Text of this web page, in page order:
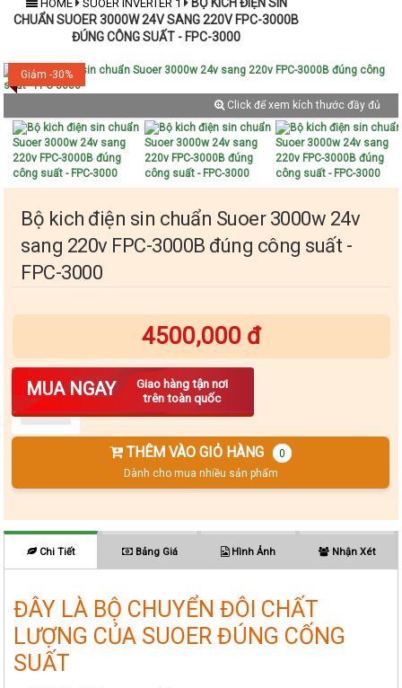
HOME SUOER INVERTER 1
CHUẨN SUOER 3000W 24V SANG 220V FPC-3000B
ĐÚNG CÔNG SUẤT - FPC-3000
Giảm -30%
Click để xem kích thước đầy đủ
Bộ kich điện sin chuẩn Suoer 3000w 24v
sang 220v FPC-3000B đúng công suất -
FPC-3000
4500,000 đ
MUA NGAY
Giao hàng tận nơi
trên toàn quốc
Số lượng
THÊM VÀO GIỎ HÀNG
0
Dành cho mua nhiều sản phẩm
Chi Tiết Bảng Giá Hình Ảnh Nhận Xét
ĐÂY LÀ BỘ CHUYỂN ĐÔI CHẤT
LƯỢNG CỦA SUOER ĐÚNG CỐNG
SUẤT